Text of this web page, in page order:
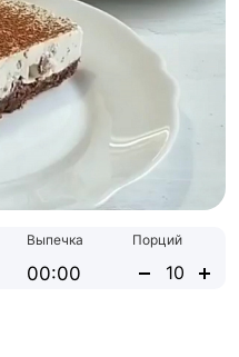
Выпечка
00:00
Порций